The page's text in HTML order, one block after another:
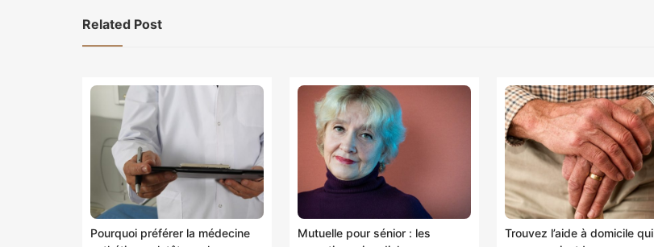
Related Post
Pourquoi préférer la médecine
Mutuelle pour sénior : les
Trouvez l’aide à domicile qui